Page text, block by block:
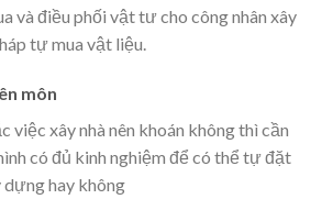
và điều phối vật tư cho công nhân xây
tự mua vật liệu.
môn
việc xây nhà nên khoán không thì cần
có đủ kinh nghiệm để có thể tự đặt
hay không